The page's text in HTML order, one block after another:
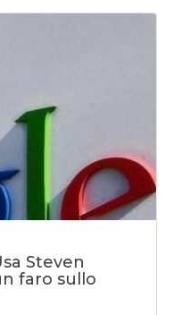
Steven
faro sullo